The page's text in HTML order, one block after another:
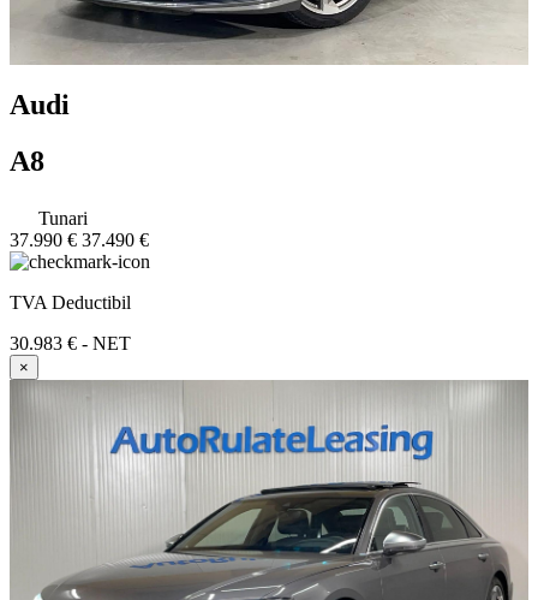
Audi
A8
Tunari
37.990 € 37.490 €
TVA Deductibil
30.983 € - NET
×